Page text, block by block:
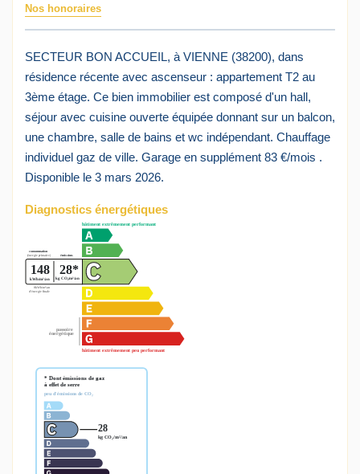
Nos honoraires
SECTEUR BON ACCUEIL, à VIENNE (38200), dans
résidence récente avec ascenseur : appartement T2 au
3ème étage. Ce bien immobilier est composé d'un hall,
séjour avec cuisine ouverte équipée donnant sur un balcon,
une chambre, salle de bains et wc indépendant. Chauffage
individuel gaz de ville. Garage en supplément 83 €/mois .
Disponible le 3 mars 2026.
Diagnostics énergétiques